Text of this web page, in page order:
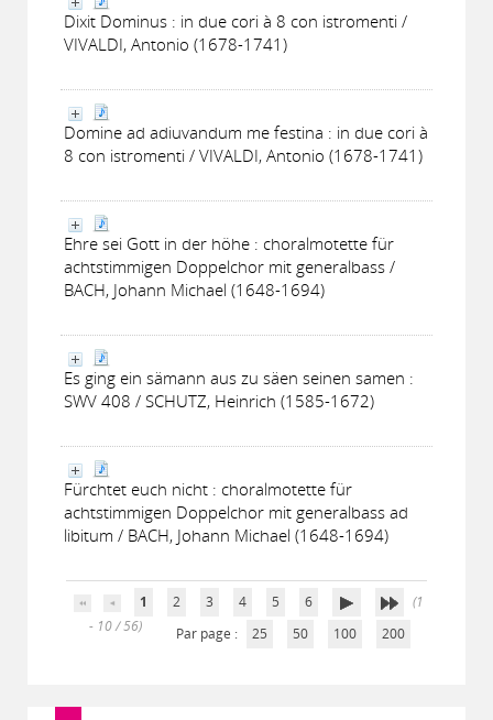
Dixit Dominus : in due cori à 8 con istromenti /
VIVALDI, Antonio (1678-1741)
Domine ad adiuvandum me festina : in due cori à
8 con istromenti / VIVALDI, Antonio (1678-1741)
Ehre sei Gott in der höhe : choralmotette für
achtstimmigen Doppelchor mit generalbass /
BACH, Johann Michael (1648-1694)
Es ging ein sämann aus zu säen seinen samen :
SWV 408 / SCHUTZ, Heinrich (1585-1672)
Fürchtet euch nicht : choralmotette für
achtstimmigen Doppelchor mit generalbass ad
libitum / BACH, Johann Michael (1648-1694)
1 2 3 4 5 6
(1
- 10 / 56)
Par page : 25 50 100 200